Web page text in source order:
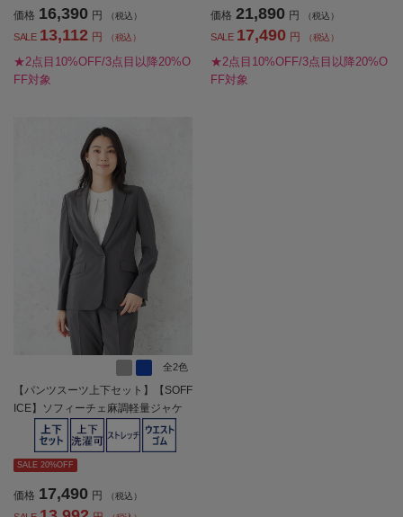
価格 16,390 円 （税込）
SALE 13,112 円 （税込）
★2点目10%OFF/3点目以降20%O
FF対象
価格 21,890 円 （税込）
SALE 17,490 円 （税込）
★2点目10%OFF/3点目以降20%O
FF対象
全2色
【パンツスーツ上下セット】【SOFF
ICE】ソフィーチェ麻調軽量ジャケ
ットパンツセット長袖布帛ストレッ
チウォッシャブル春夏【レディー
ス】
SALE 20%OFF
価格 17,490 円 （税込）